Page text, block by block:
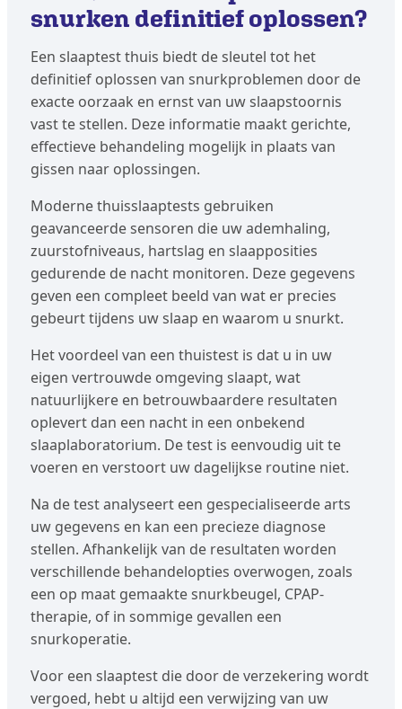
snurken definitief oplossen?
Een slaaptest thuis biedt de sleutel tot het
definitief oplossen van snurkproblemen door de
exacte oorzaak en ernst van uw slaapstoornis
vast te stellen. Deze informatie maakt gerichte,
effectieve behandeling mogelijk in plaats van
gissen naar oplossingen.
Moderne thuisslaaptests gebruiken
geavanceerde sensoren die uw ademhaling,
zuurstofniveaus, hartslag en slaapposities
gedurende de nacht monitoren. Deze gegevens
geven een compleet beeld van wat er precies
gebeurt tijdens uw slaap en waarom u snurkt.
Het voordeel van een thuistest is dat u in uw
eigen vertrouwde omgeving slaapt, wat
natuurlijkere en betrouwbaardere resultaten
oplevert dan een nacht in een onbekend
slaaplaboratorium. De test is eenvoudig uit te
voeren en verstoort uw dagelijkse routine niet.
Na de test analyseert een gespecialiseerde arts
uw gegevens en kan een precieze diagnose
stellen. Afhankelijk van de resultaten worden
verschillende behandelopties overwogen, zoals
een op maat gemaakte snurkbeugel, CPAP-
therapie, of in sommige gevallen een
snurkoperatie.
Voor een slaaptest die door de verzekering wordt
vergoed, hebt u altijd een verwijzing van uw